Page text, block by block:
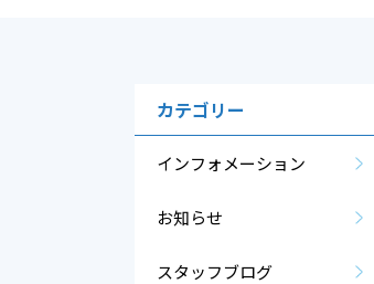
カテゴリー
インフォメーション
お知らせ
スタッフブログ